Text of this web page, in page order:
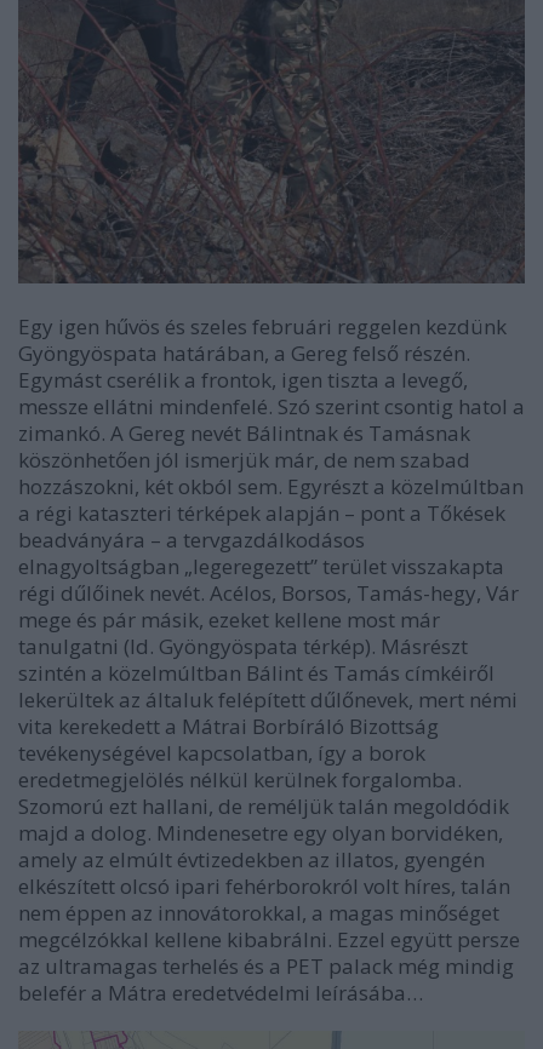
Egy igen hűvös és szeles februári reggelen kezdünk
Gyöngyöspata határában, a Gereg felső részén.
Egymást cserélik a frontok, igen tiszta a levegő,
messze ellátni mindenfelé. Szó szerint csontig hatol a
zimankó. A Gereg nevét Bálintnak és Tamásnak
köszönhetően jól ismerjük már, de nem szabad
hozzászokni, két okból sem. Egyrészt a közelmúltban
a régi kataszteri térképek alapján – pont a Tőkések
beadványára – a tervgazdálkodásos
elnagyoltságban „legeregezett” terület visszakapta
régi dűlőinek nevét. Acélos, Borsos, Tamás-hegy, Vár
mege és pár másik, ezeket kellene most már
tanulgatni (ld. Gyöngyöspata térkép). Másrészt
szintén a közelmúltban Bálint és Tamás címkéiről
lekerültek az általuk felépített dűlőnevek, mert némi
vita kerekedett a Mátrai Borbíráló Bizottság
tevékenységével kapcsolatban, így a borok
eredetmegjelölés nélkül kerülnek forgalomba.
Szomorú ezt hallani, de reméljük talán megoldódik
majd a dolog. Mindenesetre egy olyan borvidéken,
amely az elmúlt évtizedekben az illatos, gyengén
elkészített olcsó ipari fehérborokról volt híres, talán
nem éppen az innovátorokkal, a magas minőséget
megcélzókkal kellene kibabrálni. Ezzel együtt persze
az ultramagas terhelés és a PET palack még mindig
belefér a Mátra eredetvédelmi leírásába…